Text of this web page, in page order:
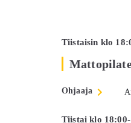
Tiistaisin klo
Ohjaaja
Tiistai klo